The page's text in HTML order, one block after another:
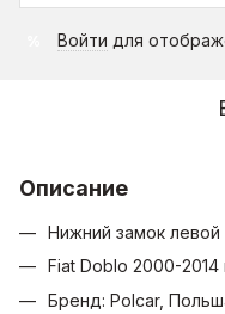
Войти для
Описание
Нижний замок левой
Fiat Doblo 2000-2014
Бренд: Polcar,